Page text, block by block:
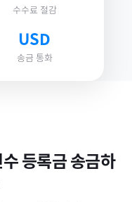
수수료 절감
USD
송금 통화
등록금송금하